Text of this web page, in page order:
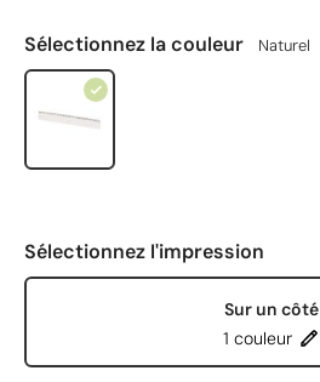
Sélectionnez la couleur Naturel
Sélectionnez l'impression
Sur un côté
1 couleur